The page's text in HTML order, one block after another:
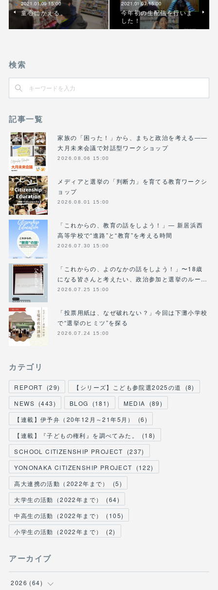
2021.01.09 15:00
童心にかえる。
2021.01.07 15:00
今年初の生配信を行いま
した！
検索
記事一覧
家族の「困った！」から、まちと政治を考える――
大月未来会議で対話型ワークショップ
2026.08.06 15:00
メディアと選挙の「判断力」を育てる教育ワークシ
ョップ
2026.08.01 15:00
「これからの、教育の話をしよう！」― 新居浜西
高等学校で“進路”と“教育”を考える時間
2026.07.30 15:00
「これからの、よのなかの話をしよう！」〜18歳
になる皆さんと考えたい、政治参加と選挙のルー…
2026.07.25 15:00
「投票用紙は、なぜ破れない？」今回は下灘小学校
で“選挙のヒミツ”を探る
2026.07.24 15:00
カテゴリ
REPORT (29) 【シリーズ】こども参院選2025の道 (8)
NEWS (443) BLOG (181) MEDIA (89)
【連載】伊予弁（20年12月～21年5月）
(6)
【連載】『子どもの権利』を調べてみた。
(18)
SCHOOL CITIZENSHIP PROJECT
(237)
YONONAKA CITIZENSHIP PROJECT
(122)
高大連携の活動（2022年まで）
(5)
大学生の活動（2022年まで）
(64)
中高生の活動（2022年まで）
(105)
小学生の活動（2022年まで）
(2)
アーカイブ
2026 (64)